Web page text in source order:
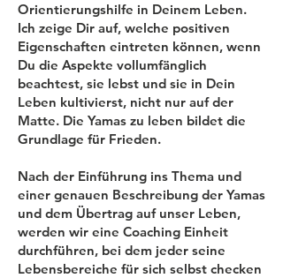
Orientierungshilfe in Deinem Leben.
Ich zeige Dir auf, welche positiven
Eigenschaften eintreten können, wenn
Du die Aspekte vollumfänglich
beachtest, sie lebst und sie in Dein
Leben kultivierst, nicht nur auf der
Matte. Die Yamas zu leben bildet die
Grundlage für Frieden.
Nach der Einführung ins Thema und
einer genauen Beschreibung der Yamas
und dem Übertrag auf unser Leben,
werden wir eine Coaching Einheit
durchführen, bei dem jeder seine
Lebensbereiche für sich selbst checken